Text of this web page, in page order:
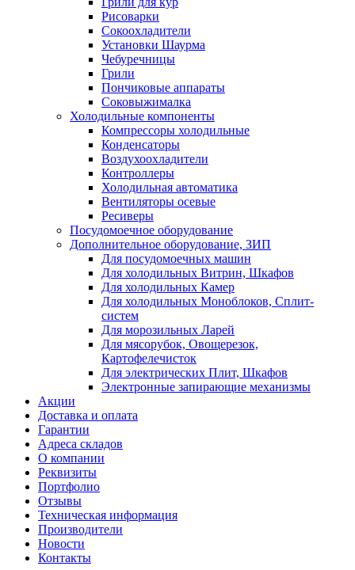
Рисоварки
Сокоохладители
Установки Шаурма
Чебуречницы
Грили
Пончиковые аппараты
Соковыжималка
Холодильные компоненты
Компрессоры холодильные
Конденсаторы
Воздухоохладители
Контроллеры
Холодильная автоматика
Вентиляторы осевые
Ресиверы
Посудомоечное оборудование
Дополнительное оборудование, ЗИП
Для посудомоечных машин
Для холодильных Витрин, Шкафов
Для холодильных Камер
Для холодильных Моноблоков, Сплит-
систем
Для морозильных Ларей
Для мясорубок, Овощерезок,
Картофелечисток
Для электрических Плит, Шкафов
Электронные запирающие механизмы
Акции
Доставка и оплата
Гарантии
Адреса складов
О компании
Реквизиты
Портфолио
Отзывы
Техническая информация
Производители
Новости
Контакты